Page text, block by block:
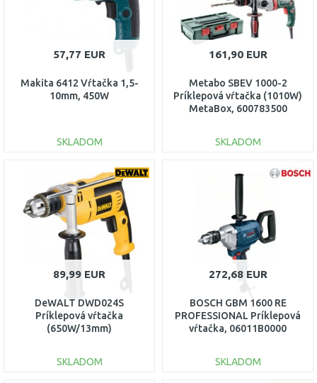
57,77 EUR
Makita 6412 Vŕtačka 1,5-
10mm, 450W
SKLADOM
DO KOŠÍKA
Porovnať
161,90 EUR
Metabo SBEV 1000-2
Príklepová vŕtačka (1010W)
MetaBox, 600783500
SKLADOM
DO KOŠÍKA
Porovnať
89,99 EUR
DeWALT DWD024S
Príklepová vŕtačka
(650W/13mm)
SKLADOM
272,68 EUR
BOSCH GBM 1600 RE
PROFESSIONAL Príklepová
vŕtačka, 06011B0000
SKLADOM